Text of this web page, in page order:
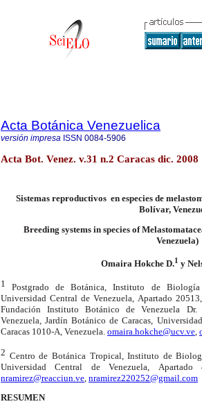
Acta Botánica Venezuelica
versión impresa ISSN 0084-5906
Acta Bot. Venez. v.31 n.2 Caracas dic. 2008
Sistemas reproductivos en especies de
Bolívar,
Breeding systems in species of
Venezuela)
Omaira Hokche D.1 y
1 Postgrado de Botánica, Instituto de Biología
Universidad Central de Venezuela, Apartado
Fundación Instituto Botánico de Venezuela
Dr.
Venezuela, Jardín Botánico de Caracas,
Caracas 1010-A, Venezuela. omaira.hokche@ucv.ve,
2 Centro de Botánica Tropical, Instituto de
Universidad Central de Venezuela,
Apartado
nramirez@reacciun.ve, nramirez220252@gmail.com
RESUMEN